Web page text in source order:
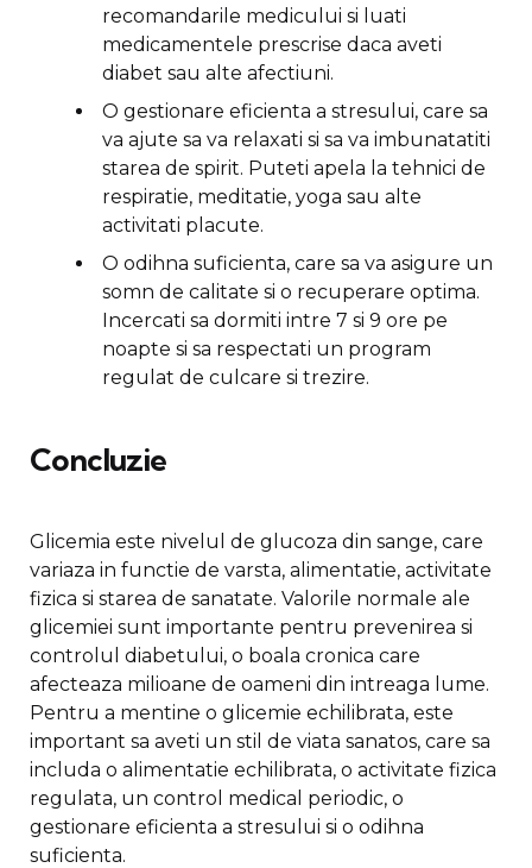
recomandarile medicului si luati
medicamentele prescrise daca aveti
diabet sau alte afectiuni.
O gestionare eficienta a stresului, care sa
va ajute sa va relaxati si sa va imbunatatiti
starea de spirit. Puteti apela la tehnici de
respiratie, meditatie, yoga sau alte
activitati placute.
O odihna suficienta, care sa va asigure un
somn de calitate si o recuperare optima.
Incercati sa dormiti intre 7 si 9 ore pe
noapte si sa respectati un program
regulat de culcare si trezire.
Concluzie
Glicemia este nivelul de glucoza din sange, care
variaza in functie de varsta, alimentatie, activitate
fizica si starea de sanatate. Valorile normale ale
glicemiei sunt importante pentru prevenirea si
controlul diabetului, o boala cronica care
afecteaza milioane de oameni din intreaga lume.
Pentru a mentine o glicemie echilibrata, este
important sa aveti un stil de viata sanatos, care sa
includa o alimentatie echilibrata, o activitate fizica
regulata, un control medical periodic, o
gestionare eficienta a stresului si o odihna
suficienta.